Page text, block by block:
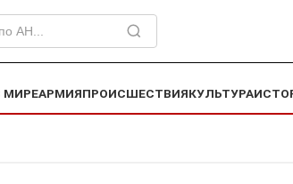
МИРЕАРМИЯПРОИСШЕСТВИЯКУЛЬТУРА